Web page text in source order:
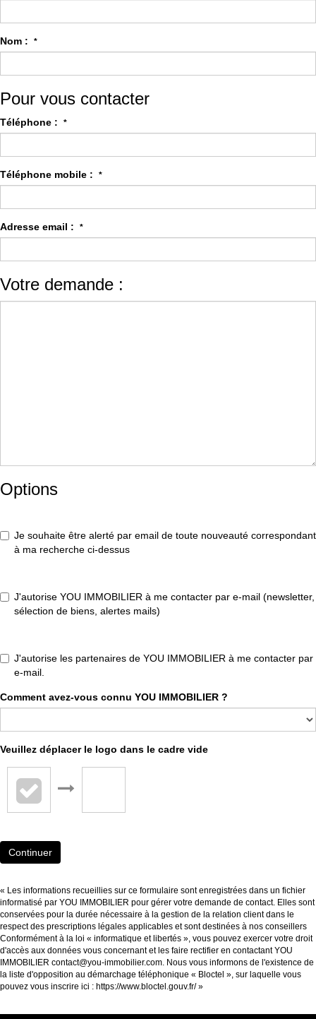
Nom : *
Pour vous contacter
Téléphone : *
Téléphone mobile : *
Adresse email : *
Votre demande :
Options
Je souhaite être alerté par email de toute nouveauté correspondant
à ma recherche ci-dessus
J'autorise YOU IMMOBILIER à me contacter par e-mail (newsletter,
sélection de biens, alertes mails)
J'autorise les partenaires de YOU IMMOBILIER à me contacter par
e-mail.
Comment avez-vous connu YOU IMMOBILIER ?
Veuillez déplacer le logo dans le cadre vide
Continuer
« Les informations recueillies sur ce formulaire sont enregistrées dans un fichier
informatisé par YOU IMMOBILIER pour gérer votre demande de contact. Elles sont
conservées pour la durée nécessaire à la gestion de la relation client dans le
respect des prescriptions légales applicables et sont destinées à nos conseillers
Conformément à la loi « informatique et libertés », vous pouvez exercer votre droit
d'accès aux données vous concernant et les faire rectifier en contactant YOU
IMMOBILIER contact@you-immobilier.com. Nous vous informons de l'existence de
la liste d'opposition au démarchage téléphonique « Bloctel », sur laquelle vous
pouvez vous inscrire ici : https://www.bloctel.gouv.fr/»